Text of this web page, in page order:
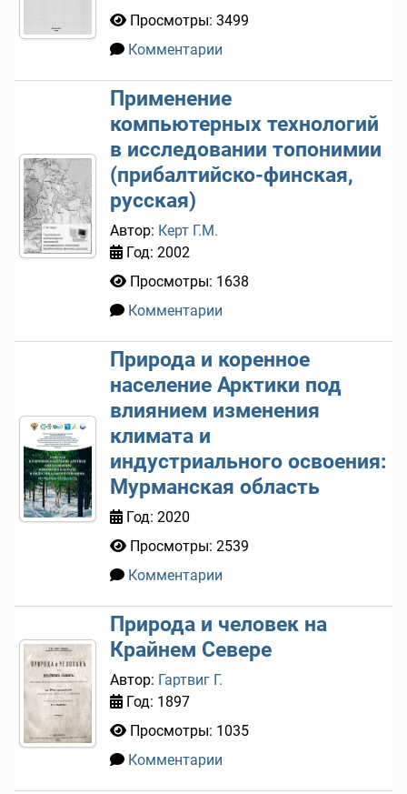
Просмотры: 3499
Комментарии
Применение
компьютерных технологий
в исследовании топонимии
(прибалтийско-финская,
русская)
Автор: Керт Г.М.
Год: 2002
Просмотры: 1638
Комментарии
Природа и коренное
население Арктики под
влиянием изменения
климата и
индустриального освоения:
Мурманская область
Год: 2020
Просмотры: 2539
Комментарии
Природа и человек на
Крайнем Севере
Автор: Гартвиг Г.
Год: 1897
Просмотры: 1035
Комментарии